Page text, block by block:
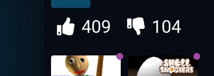
ио
409 104